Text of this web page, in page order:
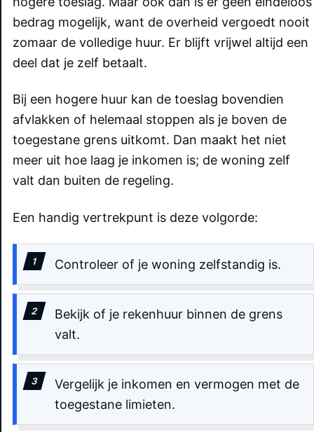
bedrag mogelijk, want de overheid vergoedt nooit
zomaar de volledige huur. Er blijft vrijwel altijd een
deel dat je zelf betaalt.
Bij een hogere huur kan de toeslag bovendien
afvlakken of helemaal stoppen als je boven de
toegestane grens uitkomt. Dan maakt het niet
meer uit hoe laag je inkomen is; de woning zelf
valt dan buiten de regeling.
Een handig vertrekpunt is deze volgorde:
Controleer of je woning zelfstandig is.
Bekijk of je rekenhuur binnen de grens
valt.
Vergelijk je inkomen en vermogen met de
toegestane limieten.